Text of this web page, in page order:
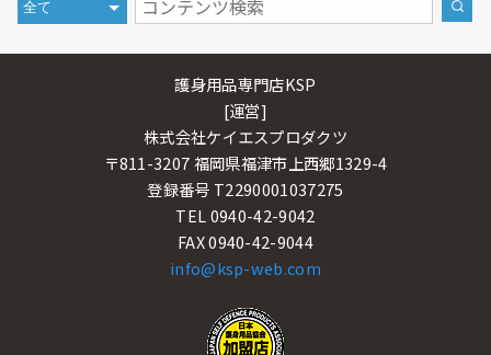
護身用品専門店KSP
[運営]
株式会社ケイエスプロダクツ
〒811-3207 福岡県福津市上西郷1329-4
登録番号 T2290001037275
TEL 0940-42-9042
FAX 0940-42-9044
info@ksp-web.com